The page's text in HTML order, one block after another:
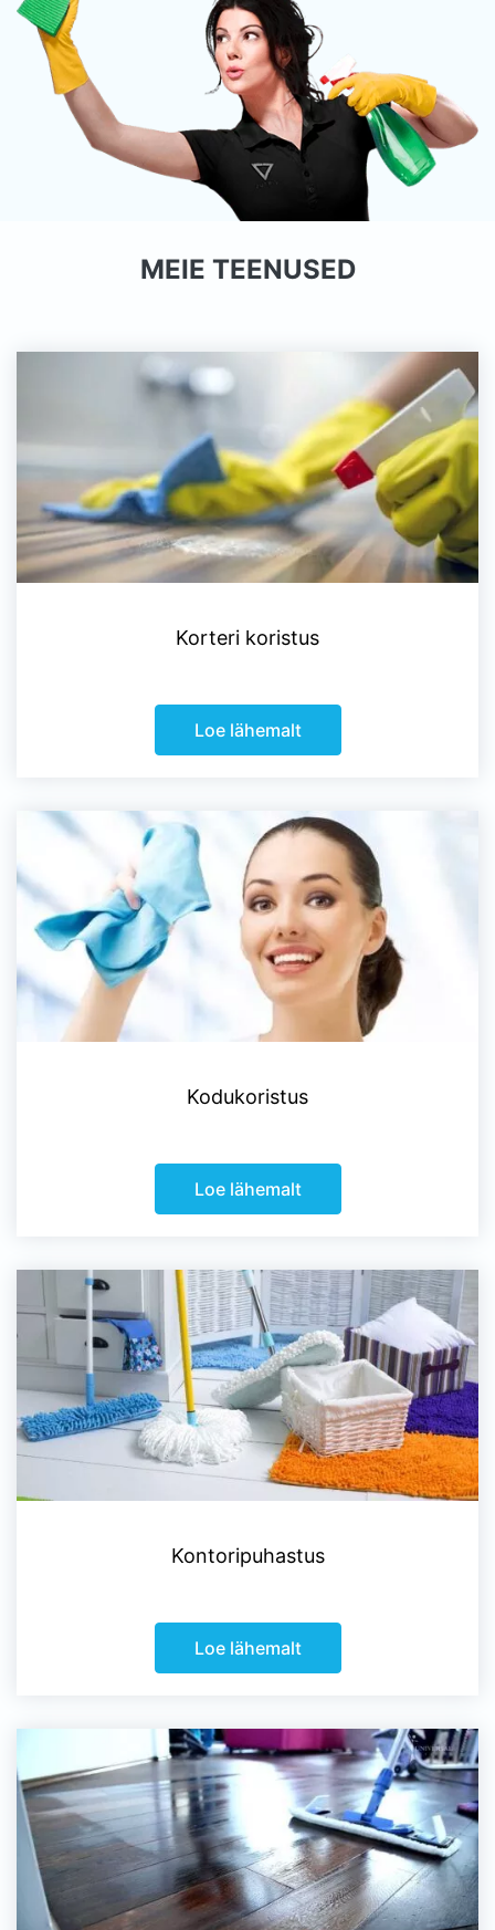
MEIE TEENUSED
Korteri koristus
Loe lähemalt
Kodukoristus
Loe lähemalt
Kontoripuhastus
Loe lähemalt